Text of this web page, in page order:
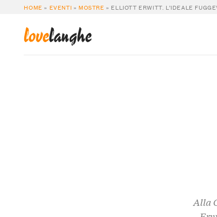
HOME » EVENTI » MOSTRE » ELLIOTT ERWITT. L’IDEALE
lovelanghe
Alla